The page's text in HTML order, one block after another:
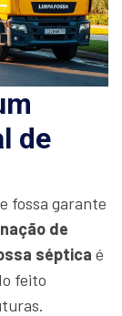
de
fossa garante
de
séptica é
feito